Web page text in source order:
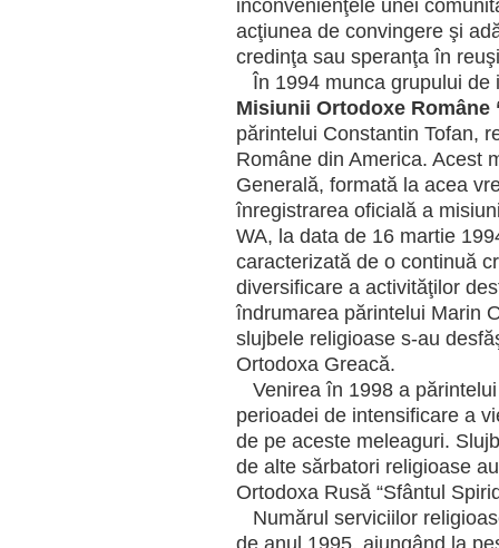
inconvenienţele unei
acţiunea de convingere şi
credinţa sau speranţa în
În 1994 munca grupului de
Misiunii Ortodoxe Române
părintelui Constantin Tofan,
Române din America. Acest
Generală, formată la acea
înregistrarea oficială a
WA, la data de 16 martie
caracterizată de o continuă
diversificare a activităţilor
îndrumarea părintelui Marin
slujbele religioase s-au
Ortodoxa Greacă.
Venirea în 1998 a
perioadei de intensificare a
de pe aceste meleaguri.
de alte sărbatori religioase
Ortodoxa Rusă “Sfântul
Numărul serviciilor
de anul 1995, ajungând la